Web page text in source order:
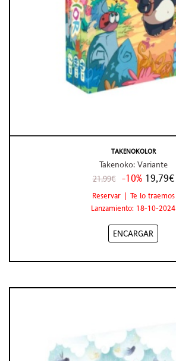
TAKENOKOLOR
Takenoko: Variante
21,99€ -10% 19,79€
Reservar | Te lo traemos
Lanzamiento: 18-10-2024
ENCARGAR